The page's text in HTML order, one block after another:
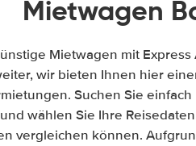
Mietwagen
Mietwagen mit
wir bieten Ihnen hier
Suchen Sie
wählen Sie Ihre
vergleichen können.